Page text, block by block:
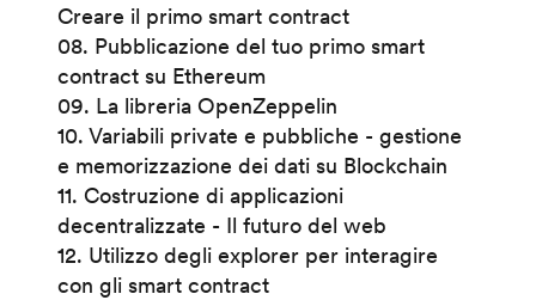
Creare il primo smart contract
08. Pubblicazione del tuo primo smart
contract su Ethereum
09. La libreria OpenZeppelin
10. Variabili private e pubbliche - gestione
e memorizzazione dei dati su Blockchain
11. Costruzione di applicazioni
decentralizzate - Il futuro del web
12. Utilizzo degli explorer per interagire
con gli smart contract